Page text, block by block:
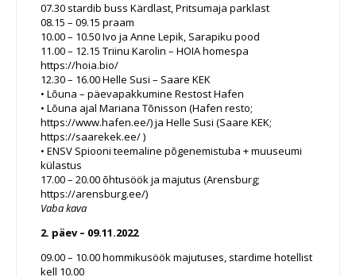
07.30 stardib buss Kärdlast, Pritsumaja parklast
08.15 – 09.15 praam
10.00 – 10.50 Ivo ja Anne Lepik, Sarapiku pood
11.00 – 12.15 Triinu Karolin – HOIA homespa
https://hoia.bio/
12.30 – 16.00 Helle Susi – Saare KEK
• Lõuna – päevapakkumine Restost Hafen
• Lõuna ajal Mariana Tõnisson (Hafen resto;
https://www.hafen.ee/) ja Helle Susi (Saare KEK;
https://saarekek.ee/ )
• ENSV Spiooni teemaline põgenemistuba + muuseumi
külastus
17.00 – 20.00 õhtusöök ja majutus (Arensburg;
https://arensburg.ee/)
Vaba kava
2. päev – 09.11.2022
09.00 – 10.00 hommikusöök majutuses, stardime hotellist
kell 10.00